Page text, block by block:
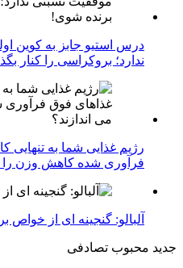
درس استیو جابز به کوین
ندارد؛ بروکراسی را کنار
رژیم غذایی شما به
فرآوری شده کاهش وزن را
آلبالو: گنجینه ای از خواص
جدید محبوب تصادفی